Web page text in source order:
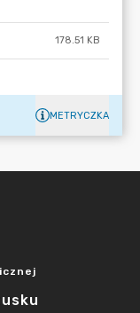
178.51 KB
METRYCZKA